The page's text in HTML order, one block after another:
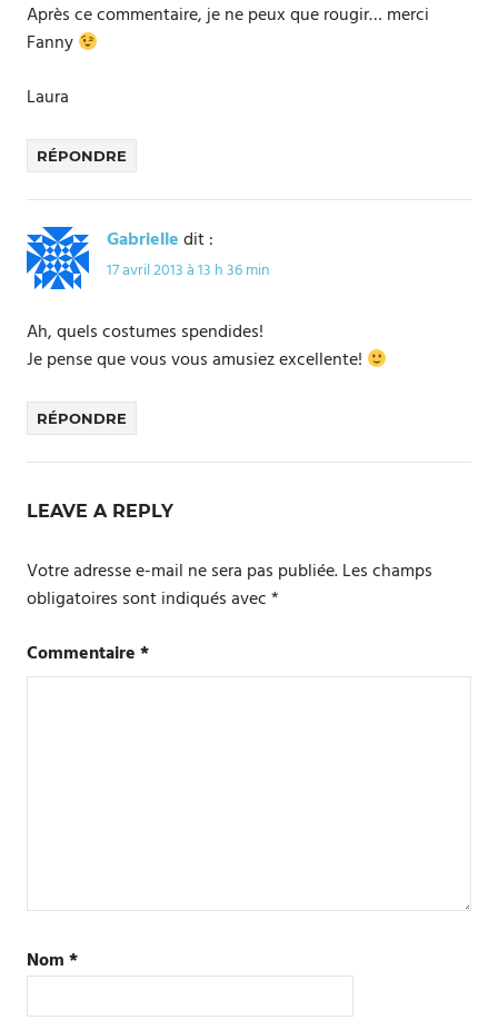
Après ce commentaire, je ne peux que rougir… merci
Fanny
Laura
RÉPONDRE
Gabrielledit :
17 avril 2013 à 13 h 36 min
Ah, quels costumes spendides!
Je pense que vous vous amusiez excellente!
RÉPONDRE
LEAVE A REPLY
Votre adresse e-mail ne sera pas publiée.Les champs
obligatoires sont indiqués avec*
Commentaire*
Nom*